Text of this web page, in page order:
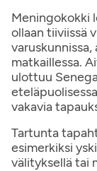
Meningokokki
ollaan tiiviissä
matkaillessa.
ulottuu
vakavia
Tartunta
esimerkiksi
välityksellä tai